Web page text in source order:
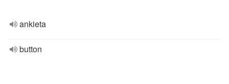
ankieta
button